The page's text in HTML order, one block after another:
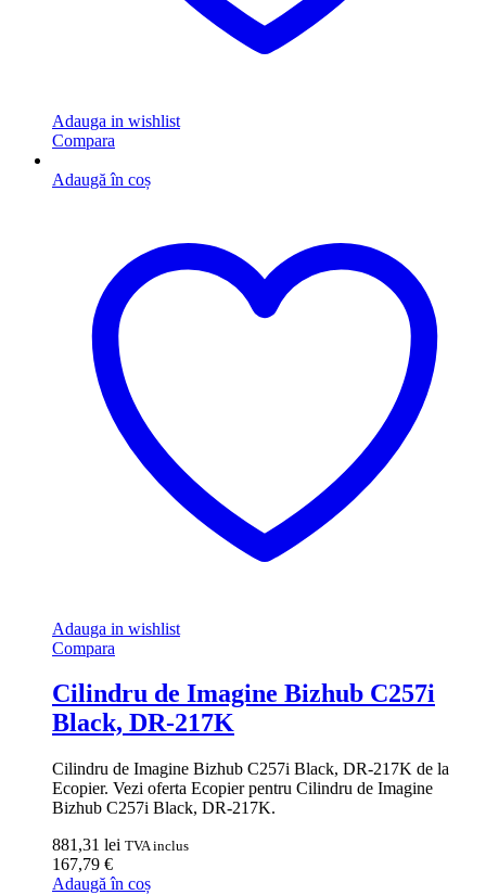
Adauga in wishlist
Compara
Adaugă în coș
Adauga in wishlist
Compara
Cilindru de Imagine Bizhub C257i
Black, DR-217K
Cilindru de Imagine Bizhub C257i Black, DR-217K de la
Ecopier. Vezi oferta Ecopier pentru Cilindru de Imagine
Bizhub C257i Black, DR-217K.
881,31 lei TVA inclus
167,79 €
Adaugă în coș